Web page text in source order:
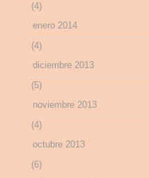
(4)
enero 2014
(4)
diciembre 2013
(5)
noviembre 2013
(4)
octubre 2013
(6)